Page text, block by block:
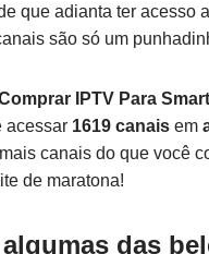
que adianta ter acesso
são só um
IPTV Para
acessar 1619 canais em
canais do que você
de maratona!
das